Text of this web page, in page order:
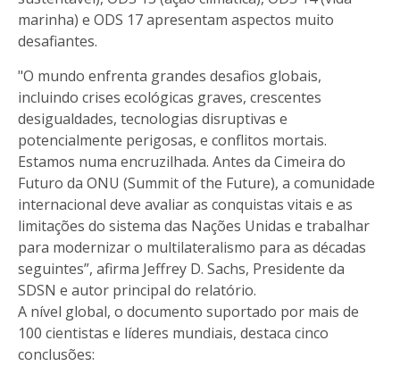
marinha) e ODS 17 apresentam aspectos muito
desafiantes.
"O mundo enfrenta grandes desafios globais,
incluindo crises ecológicas graves, crescentes
desigualdades, tecnologias disruptivas e
potencialmente perigosas, e conflitos mortais.
Estamos numa encruzilhada. Antes da Cimeira do
Futuro da ONU (Summit of the Future), a comunidade
internacional deve avaliar as conquistas vitais e as
limitações do sistema das Nações Unidas e trabalhar
para modernizar o multilateralismo para as décadas
seguintes”, afirma Jeffrey D. Sachs, Presidente da
SDSN e autor principal do relatório.
A nível global, o documento suportado por mais de
100 cientistas e líderes mundiais, destaca cinco
conclusões: